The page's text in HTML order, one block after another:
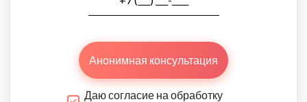
Анонимная консультация
Даю согласие на обработку